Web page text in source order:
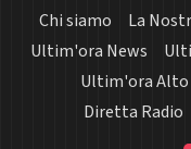
Chi siamo La
Ultim'ora News
Ultim'ora
Diretta Radio